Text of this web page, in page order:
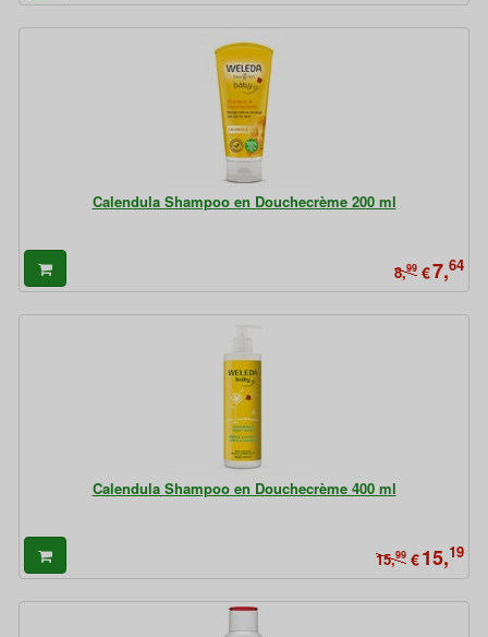
Calendula Shampoo en Douchecrème 200 ml
8,99 €7,64
Calendula Shampoo en Douchecrème 400 ml
15,99 €15,19